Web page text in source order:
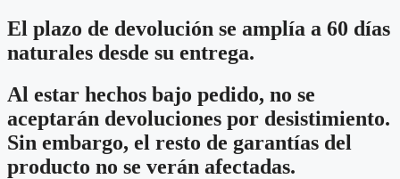
El plazo de devolución se amplía a 60 días
naturales desde su entrega.
Al estar hechos bajo pedido, no se
aceptarán devoluciones por desistimiento.
Sin embargo, el resto de garantías del
producto no se verán afectadas.